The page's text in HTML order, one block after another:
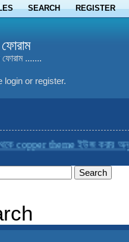
SEARCH REGISTER
ফোরাম .......
login or register.
copper theme ইউজ করার